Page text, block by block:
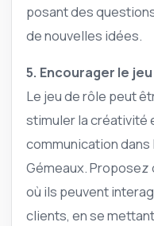
posant des
de nouvelles idées.
5. Encourager le
Le jeu de rôle peut
stimuler la créativité
communication dans
Gémeaux.
où ils peuvent
clients, en se